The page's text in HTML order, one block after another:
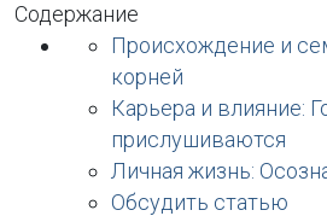
Содержание
Происхождение и
корней
Карьера и влияние:
прислушиваются
Личная жизнь:
Обсудить статью